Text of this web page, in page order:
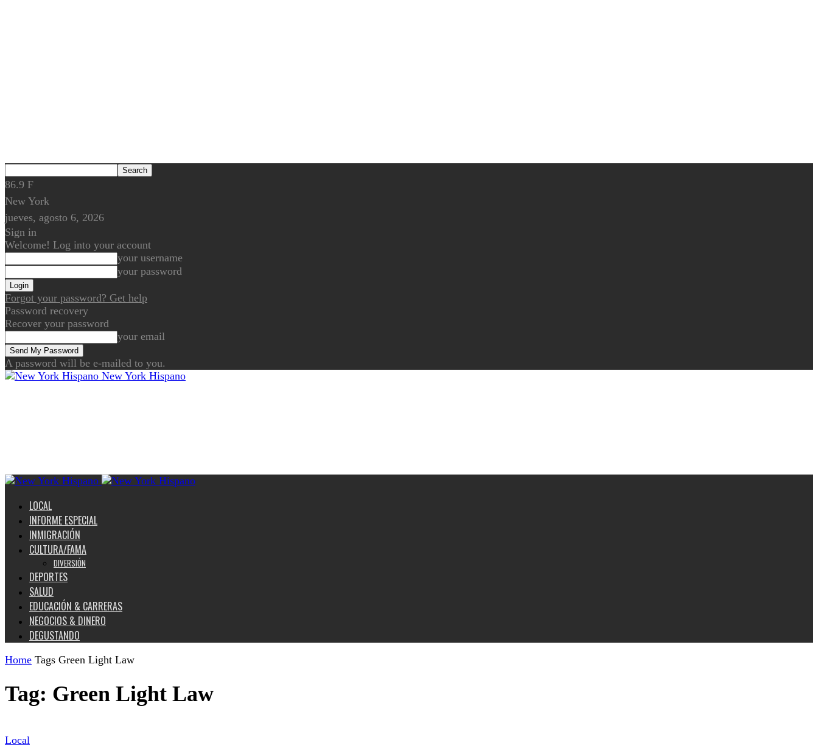
86.9 F
New York
jueves, agosto 6, 2026
Sign in
Welcome! Log into your account
your username
your password
Forgot your password? Get help
Password recovery
Recover your password
your email
A password will be e-mailed to you.
New York Hispano
LOCAL
INFORME ESPECIAL
INMIGRACIÓN
CULTURA/FAMA
DIVERSIÓN
DEPORTES
SALUD
EDUCACIÓN & CARRERAS
NEGOCIOS & DINERO
DEGUSTANDO
Home Tags Green Light Law
Tag: Green Light Law
Local